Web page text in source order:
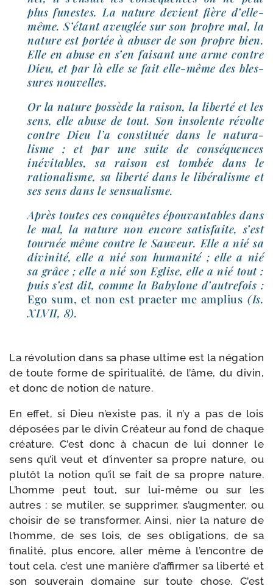
plus funestes. La nature devient fière d’elle-
même. S’étant aveu­glée sur son propre mal, la
nature est por­tée à abu­ser de son propre bien.
Elle en abuse en s’en fai­sant une arme contre
Dieu, et par là elle se fait elle-​même des bles­
sures nouvelles.
Or la nature pos­sède la rai­son, la liber­té et les
sens, elle abuse de tout. Son inso­lente révolte
contre Dieu l’a consti­tuée dans le natu­ra­
lisme ; et par une suite de consé­quences
inévi­tables, sa rai­son est tom­bée dans le
ratio­na­lisme, sa liber­té dans le libé­ra­lisme et
ses sens dans le sensualisme.
Après toutes ces conquêtes épou­van­tables dans
le mal, la nature non encore satis­faite, s’est
tour­née même contre le Sauveur. Elle a nié sa
divi­ni­té, elle a nié son huma­ni­té ; elle a nié
sa grâce ; elle a nié son Eglise, elle a nié tout :
puis s’est dit, comme la Babylone d’au­tre­fois :
Ego sum, et non est prae­ter me amplius (Is.
XLVII, 8).
La révo­lu­tion dans sa phase ultime est la néga­tion
de toute forme de spi­ri­tua­li­té, de l’âme, du divin,
et donc de notion de nature.
En effet, si Dieu n’existe pas, il n’y a pas de lois
dépo­sées par le divin Créateur au fond de chaque
créa­ture. C’est donc à cha­cun de lui don­ner le
sens qu’il veut et d’inventer sa propre nature, ou
plu­tôt la notion qu’il se fait de sa propre nature.
L’homme peut tout, sur lui-​même ou sur les
autres : se muti­ler, se sup­pri­mer, s’augmenter, ou
choi­sir de se trans­for­mer. Ainsi, nier la nature de
l’homme, de ses lois, de ses obli­ga­tions, de sa
fina­li­té, plus encore, aller même à l’encontre de
tout cela, c’est une manière d’affirmer sa liber­té et
son sou­ve­rain domaine sur toute chose. C’est